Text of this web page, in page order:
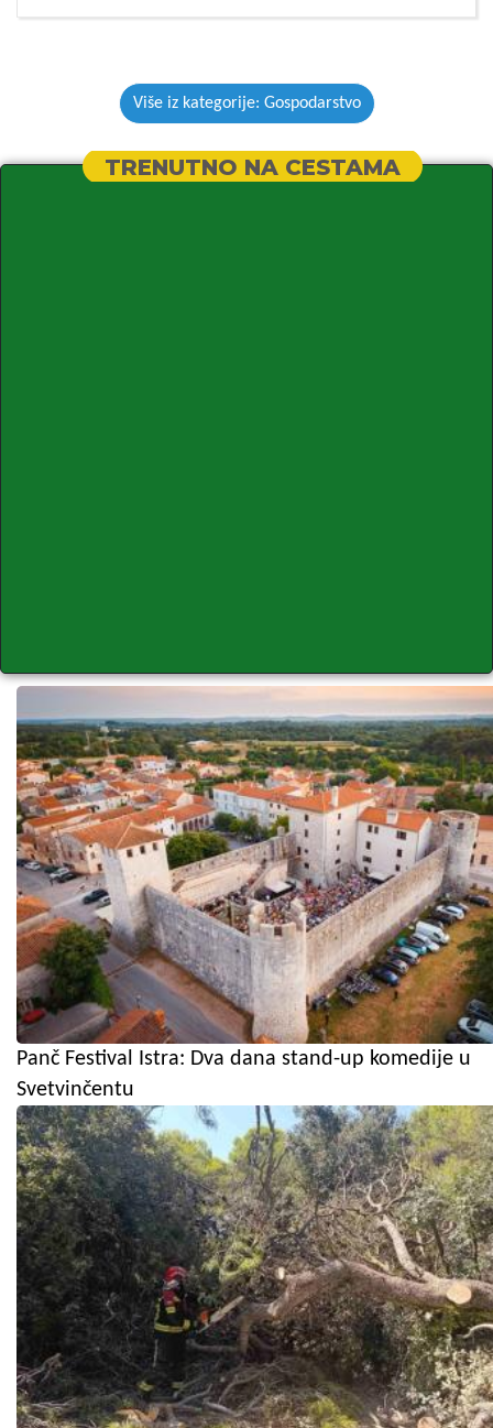
Više iz kategorije: Gospodarstvo
TRENUTNO NA CESTAMA
Panč Festival Istra: Dva dana stand-up komedije u
Svetvinčentu